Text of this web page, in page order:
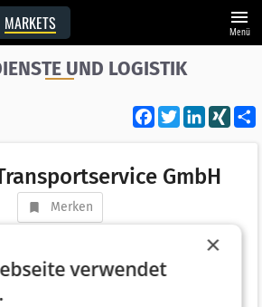
MARKETS menu
Menü
UND LOGISTIK
Facebook
Twitter XING
GmbH
Merken
Wallern an der Trattnach
(7249) 43807
×
verwendet